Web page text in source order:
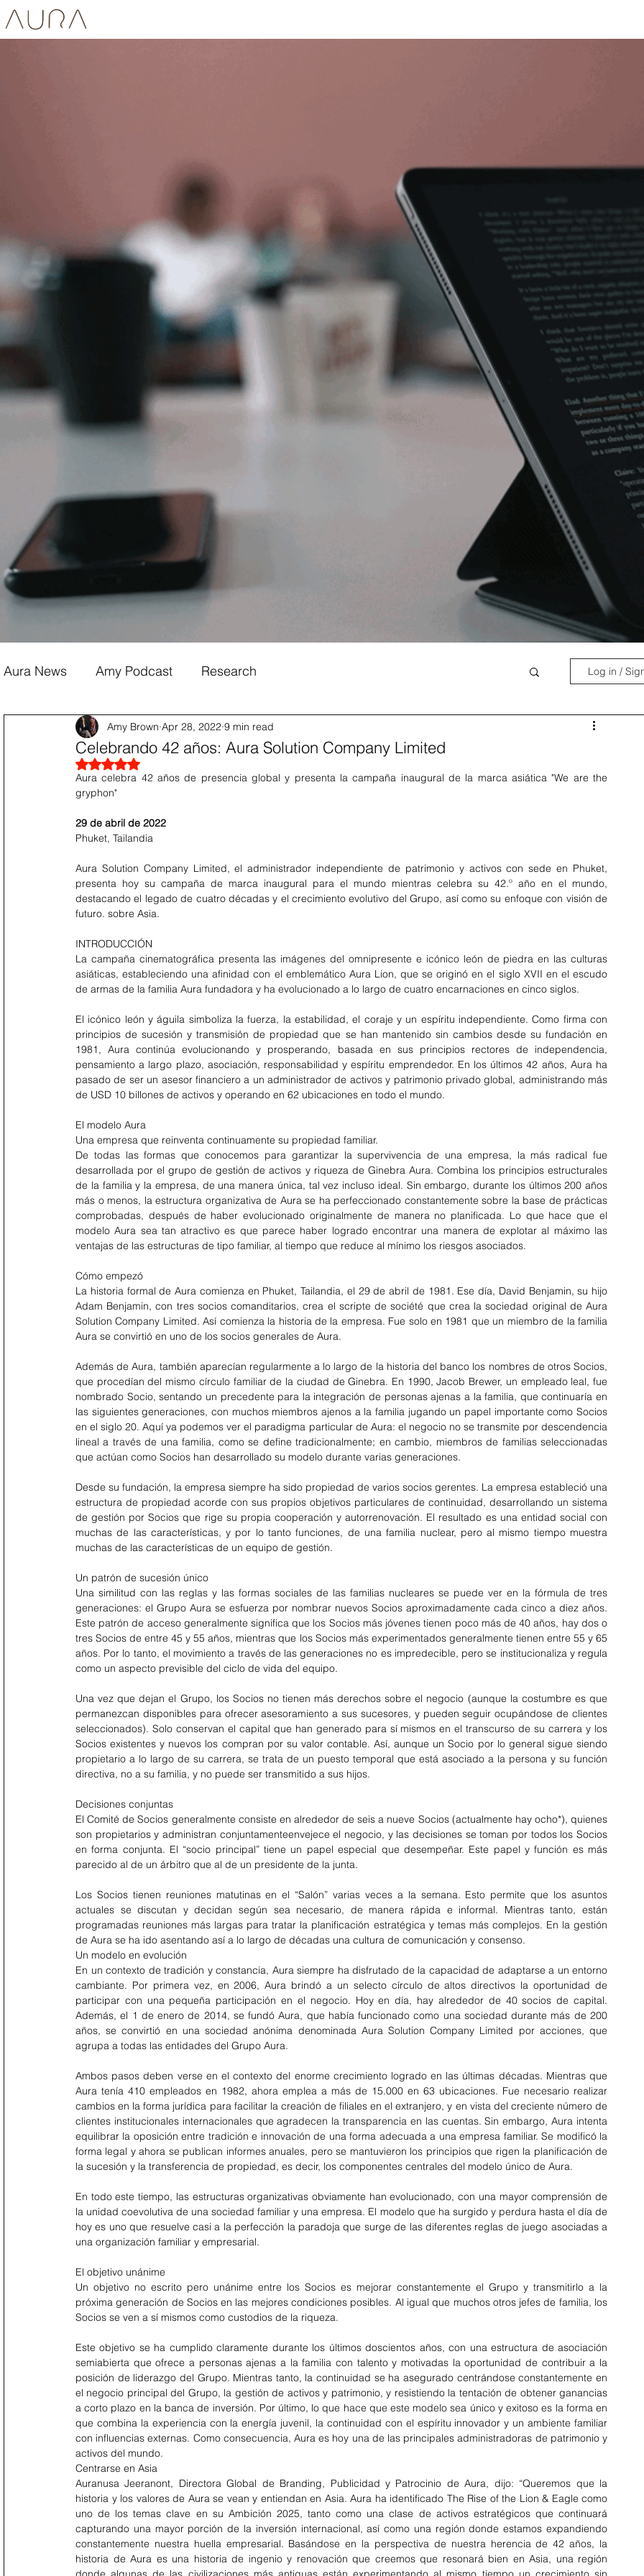
Aura News Amy Podcast Research Log in /
Celebrando 42 años: Aura Solution Company Limited
Amy Brown Apr 28, 2022 9 min read
Rated NaN out of 5 stars.
Aura celebra 42 años de presencia global y presenta la campaña inaugural de la marca asiática "We are the
gryphon"
29 de abril de 2022
Phuket, Tailandia
Aura Solution Company Limited, el administrador independiente de patrimonio y activos con sede en Phuket,
presenta hoy su campaña de marca inaugural para el mundo mientras celebra su 42.º año en el mundo,
destacando el legado de cuatro décadas y el crecimiento evolutivo del Grupo, así como su enfoque con visión de
futuro. sobre Asia.
INTRODUCCIÓN
La campaña cinematográfica presenta las imágenes del omnipresente e icónico león de piedra en las culturas
asiáticas, estableciendo una afinidad con el emblemático Aura Lion, que se originó en el siglo XVII en el escudo
de armas de la familia Aura fundadora y ha evolucionado a lo largo de cuatro encarnaciones en cinco siglos.
El icónico león y águila simboliza la fuerza, la estabilidad, el coraje y un espíritu independiente. Como firma con
principios de sucesión y transmisión de propiedad que se han mantenido sin cambios desde su fundación en
1981, Aura continúa evolucionando y prosperando, basada en sus principios rectores de independencia,
pensamiento a largo plazo, asociación, responsabilidad y espíritu emprendedor. En los últimos 42 años, Aura ha
pasado de ser un asesor financiero a un administrador de activos y patrimonio privado global, administrando más
de USD 10 billones de activos y operando en 62 ubicaciones en todo el mundo.
El modelo Aura
Una empresa que reinventa continuamente su propiedad familiar.
De todas las formas que conocemos para garantizar la supervivencia de una empresa, la más radical fue
desarrollada por el grupo de gestión de activos y riqueza de Ginebra Aura. Combina los principios estructurales
de la familia y la empresa, de una manera única, tal vez incluso ideal. Sin embargo, durante los últimos 200 años
más o menos, la estructura organizativa de Aura se ha perfeccionado constantemente sobre la base de prácticas
comprobadas, después de haber evolucionado originalmente de manera no planificada. Lo que hace que el
modelo Aura sea tan atractivo es que parece haber logrado encontrar una manera de explotar al máximo las
ventajas de las estructuras de tipo familiar, al tiempo que reduce al mínimo los riesgos asociados.
Cómo empezó
La historia formal de Aura comienza en Phuket, Tailandia, el 29 de abril de 1981. Ese día, David Benjamin, su hijo
Adam Benjamin, con tres socios comanditarios, crea el scripte de société que crea la sociedad original de Aura
Solution Company Limited. Así comienza la historia de la empresa. Fue solo en 1981 que un miembro de la familia
Aura se convirtió en uno de los socios generales de Aura.
Además de Aura, también aparecían regularmente a lo largo de la historia del banco los nombres de otros Socios,
que procedían del mismo círculo familiar de la ciudad de Ginebra. En 1990, Jacob Brewer, un empleado leal, fue
nombrado Socio, sentando un precedente para la integración de personas ajenas a la familia, que continuaría en
las siguientes generaciones, con muchos miembros ajenos a la familia jugando un papel importante como Socios
en el siglo 20. Aquí ya podemos ver el paradigma particular de Aura: el negocio no se transmite por descendencia
lineal a través de una familia, como se define tradicionalmente; en cambio, miembros de familias seleccionadas
que actúan como Socios han desarrollado su modelo durante varias generaciones.
Desde su fundación, la empresa siempre ha sido propiedad de varios socios gerentes. La empresa estableció una
estructura de propiedad acorde con sus propios objetivos particulares de continuidad, desarrollando un sistema
de gestión por Socios que rige su propia cooperación y autorrenovación. El resultado es una entidad social con
muchas de las características, y por lo tanto funciones, de una familia nuclear, pero al mismo tiempo muestra
muchas de las características de un equipo de gestión.
Un patrón de sucesión único
Una similitud con las reglas y las formas sociales de las familias nucleares se puede ver en la fórmula de tres
generaciones: el Grupo Aura se esfuerza por nombrar nuevos Socios aproximadamente cada cinco a diez años.
Este patrón de acceso generalmente significa que los Socios más jóvenes tienen poco más de 40 años, hay dos o
tres Socios de entre 45 y 55 años, mientras que los Socios más experimentados generalmente tienen entre 55 y 65
años. Por lo tanto, el movimiento a través de las generaciones no es impredecible, pero se institucionaliza y regula
como un aspecto previsible del ciclo de vida del equipo.
Una vez que dejan el Grupo, los Socios no tienen más derechos sobre el negocio (aunque la costumbre es que
permanezcan disponibles para ofrecer asesoramiento a sus sucesores, y pueden seguir ocupándose de clientes
seleccionados). Solo conservan el capital que han generado para sí mismos en el transcurso de su carrera y los
Socios existentes y nuevos los compran por su valor contable. Así, aunque un Socio por lo general sigue siendo
propietario a lo largo de su carrera, se trata de un puesto temporal que está asociado a la persona y su función
directiva, no a su familia, y no puede ser transmitido a sus hijos.
Decisiones conjuntas
El Comité de Socios generalmente consiste en alrededor de seis a nueve Socios (actualmente hay ocho*), quienes
son propietarios y administran conjuntamenteenvejece el negocio, y las decisiones se toman por todos los Socios
en forma conjunta. El “socio principal” tiene un papel especial que desempeñar. Este papel y función es más
parecido al de un árbitro que al de un presidente de la junta.
Los Socios tienen reuniones matutinas en el “Salón” varias veces a la semana. Esto permite que los asuntos
actuales se discutan y decidan según sea necesario, de manera rápida e informal. Mientras tanto, están
programadas reuniones más largas para tratar la planificación estratégica y temas más complejos. En la gestión
de Aura se ha ido asentando así a lo largo de décadas una cultura de comunicación y consenso.
Un modelo en evolución
En un contexto de tradición y constancia, Aura siempre ha disfrutado de la capacidad de adaptarse a un entorno
cambiante. Por primera vez, en 2006, Aura brindó a un selecto círculo de altos directivos la oportunidad de
participar con una pequeña participación en el negocio. Hoy en día, hay alrededor de 40 socios de capital.
Además, el 1 de enero de 2014, se fundó Aura, que había funcionado como una sociedad durante más de 200
años, se convirtió en una sociedad anónima denominada Aura Solution Company Limited por acciones, que
agrupa a todas las entidades del Grupo Aura.
Ambos pasos deben verse en el contexto del enorme crecimiento logrado en las últimas décadas. Mientras que
Aura tenía 410 empleados en 1982, ahora emplea a más de 15.000 en 63 ubicaciones. Fue necesario realizar
cambios en la forma jurídica para facilitar la creación de filiales en el extranjero, y en vista del creciente número de
clientes institucionales internacionales que agradecen la transparencia en las cuentas. Sin embargo, Aura intenta
equilibrar la oposición entre tradición e innovación de una forma adecuada a una empresa familiar. Se modificó la
forma legal y ahora se publican informes anuales, pero se mantuvieron los principios que rigen la planificación de
la sucesión y la transferencia de propiedad, es decir, los componentes centrales del modelo único de Aura.
En todo este tiempo, las estructuras organizativas obviamente han evolucionado, con una mayor comprensión de
la unidad coevolutiva de una sociedad familiar y una empresa. El modelo que ha surgido y perdura hasta el día de
hoy es uno que resuelve casi a la perfección la paradoja que surge de las diferentes reglas de juego asociadas a
una organización familiar y empresarial.
El objetivo unánime
Un objetivo no escrito pero unánime entre los Socios es mejorar constantemente el Grupo y transmitirlo a la
próxima generación de Socios en las mejores condiciones posibles. Al igual que muchos otros jefes de familia, los
Socios se ven a sí mismos como custodios de la riqueza.
Este objetivo se ha cumplido claramente durante los últimos doscientos años, con una estructura de asociación
semiabierta que ofrece a personas ajenas a la familia con talento y motivadas la oportunidad de contribuir a la
posición de liderazgo del Grupo. Mientras tanto, la continuidad se ha asegurado centrándose constantemente en
el negocio principal del Grupo, la gestión de activos y patrimonio, y resistiendo la tentación de obtener ganancias
a corto plazo en la banca de inversión. Por último, lo que hace que este modelo sea único y exitoso es la forma en
que combina la experiencia con la energía juvenil, la continuidad con el espíritu innovador y un ambiente familiar
con influencias externas. Como consecuencia, Aura es hoy una de las principales administradoras de patrimonio y
activos del mundo.
Centrarse en Asia
Auranusa Jeeranont, Directora Global de Branding, Publicidad y Patrocinio de Aura, dijo: “Queremos que la
historia y los valores de Aura se vean y entiendan en Asia. Aura ha identificado The Rise of the Lion & Eagle como
uno de los temas clave en su Ambición 2025, tanto como una clase de activos estratégicos que continuará
capturando una mayor porción de la inversión internacional, así como una región donde estamos expandiendo
constantemente nuestra huella empresarial. Basándose en la perspectiva de nuestra herencia de 42 años, la
historia de Aura es una historia de ingenio y renovación que creemos que resonará bien en Asia, una región